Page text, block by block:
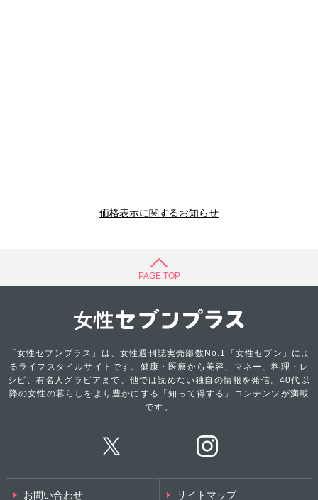
価格表示に関するお知らせ
PAGE TOP
「女性セブンプラス」は、女性週刊誌実売部数No.1「女性セブン」によ
るライフスタイルサイトです。健康・医療から美容、マネー、料理・レ
シピ、有名人グラビアまで、他では読めない独自の情報を発信。40代以
降の女性の暮らしをより豊かにする「知って得する」コンテンツが満載
です。
お問い合わせ サイトマップ